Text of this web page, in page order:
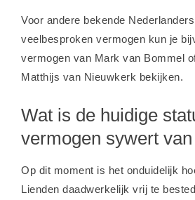
Voor andere bekende
veelbesproken vermogen kun je
vermogen van Mark van Bommel
Matthijs van Nieuwkerk bekijken.
Wat is de huidige
vermogen sywert
Op dit moment is het onduidelijk
Lienden daadwerkelijk vrij te